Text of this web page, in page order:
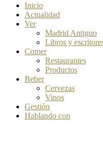
Inicio
Actualidad
Ver
Madrid Antiguo
Libros y
Comer
Restaurantes
Productos
Beber
Cervezas
Vinos
Gestión
Hablando con